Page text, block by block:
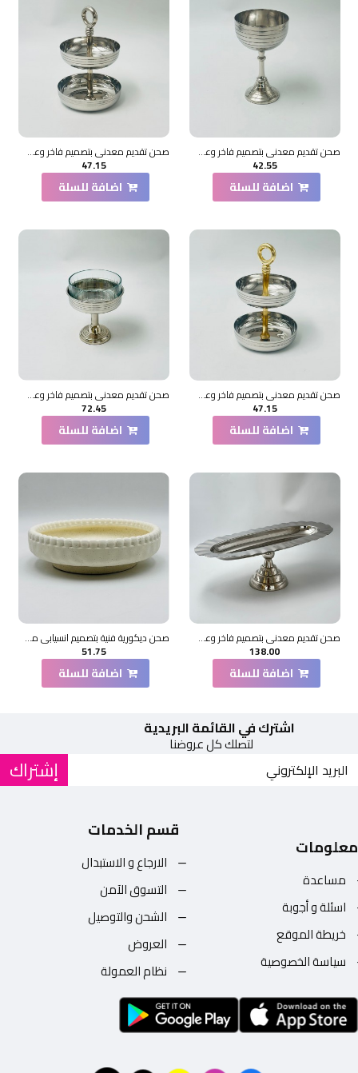
صحن تقديم معدني بتصميم فاخر وعصري10×10×18سم
42.55
اضافة للسلة
صحن تقديم معدني بتصميم فاخر وعصري 11×11×20سم
47.15
اضافة للسلة
صحن تقديم معدني بتصميم فاخر وعصري 11×11×20سم
47.15
اضافة للسلة
صحن تقديم معدني بتصميم فاخر وعصري14×14×16سم
72.45
اضافة للسلة
صحن تقديم معدني بتصميم فاخر وعصري50×23×16سم
138.00
اضافة للسلة
صحن ديكورية فنية بتصميم انسيابي مميز 25×25×6سم
51.75
اضافة للسلة
اشترك في القائمة البريدية
لتصلك كل عروضنا
إشتراك
معلومات
مساعدة
اسئلة و أجوبة
خريطة الموقع
سياسة الخصوصية
قسم الخدمات
الارجاع و الاستبدال
التسوق الآمن
الشحن والتوصيل
العروض
نظام العمولة